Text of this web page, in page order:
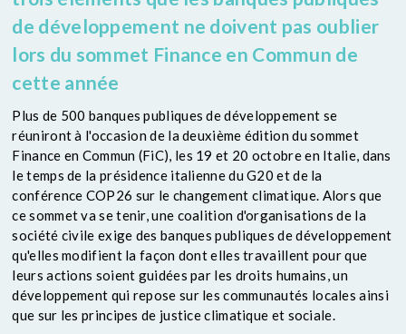
de développement ne doivent pas oublier
lors du sommet Finance en Commun de
cette année
Plus de 500 banques publiques de développement se
réuniront à l'occasion de la deuxième édition du sommet
Finance en Commun (FiC), les 19 et 20 octobre en Italie, dans
le temps de la présidence italienne du G20 et de la
conférence COP26 sur le changement climatique. Alors que
ce sommet va se tenir, une coalition d'organisations de la
société civile exige des banques publiques de développement
qu'elles modifient la façon dont elles travaillent pour que
leurs actions soient guidées par les droits humains, un
développement qui repose sur les communautés locales ainsi
que sur les principes de justice climatique et sociale.